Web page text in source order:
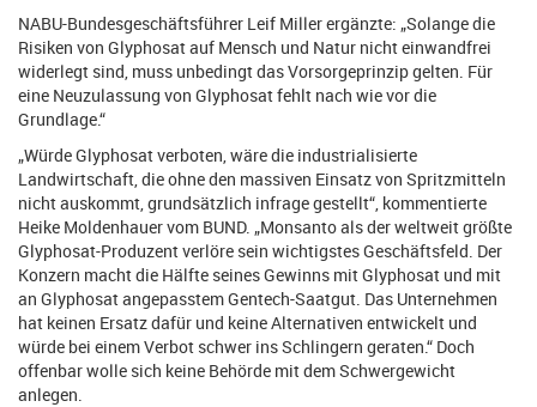
NABU-Bundesgeschäftsführer Leif Miller ergänzte: „Solange die
Risiken von Glyphosat auf Mensch und Natur nicht einwandfrei
widerlegt sind, muss unbedingt das Vorsorgeprinzip gelten. Für
eine Neuzulassung von Glyphosat fehlt nach wie vor die
Grundlage.“
„Würde Glyphosat verboten, wäre die industrialisierte
Landwirtschaft, die ohne den massiven Einsatz von Spritzmitteln
nicht auskommt, grundsätzlich infrage gestellt“, kommentierte
Heike Moldenhauer vom BUND. „Monsanto als der weltweit größte
Glyphosat-Produzent verlöre sein wichtigstes Geschäftsfeld. Der
Konzern macht die Hälfte seines Gewinns mit Glyphosat und mit
an Glyphosat angepasstem Gentech-Saatgut. Das Unternehmen
hat keinen Ersatz dafür und keine Alternativen entwickelt und
würde bei einem Verbot schwer ins Schlingern geraten.“ Doch
offenbar wolle sich keine Behörde mit dem Schwergewicht
anlegen.